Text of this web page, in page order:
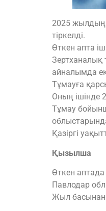
2025 жылдың
тіркелді.
Өткен апта
Зертханалық
айналымда
Тұмауға
Оның ішінде
Тұмау
Қазіргі
Қызылша
Өткен
Павлодар
Жыл басынан